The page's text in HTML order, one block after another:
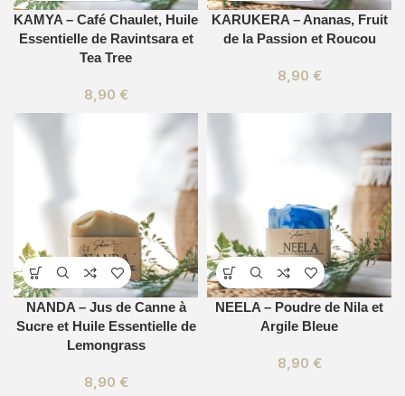
KAMYA – Café Chaulet, Huile
Essentielle de Ravintsara et
Tea Tree
8,90 €
KARUKERA – Ananas, Fruit
de la Passion et Roucou
8,90 €
NANDA – Jus de Canne à
Sucre et Huile Essentielle de
Lemongrass
8,90 €
NEELA – Poudre de Nila et
Argile Bleue
8,90 €